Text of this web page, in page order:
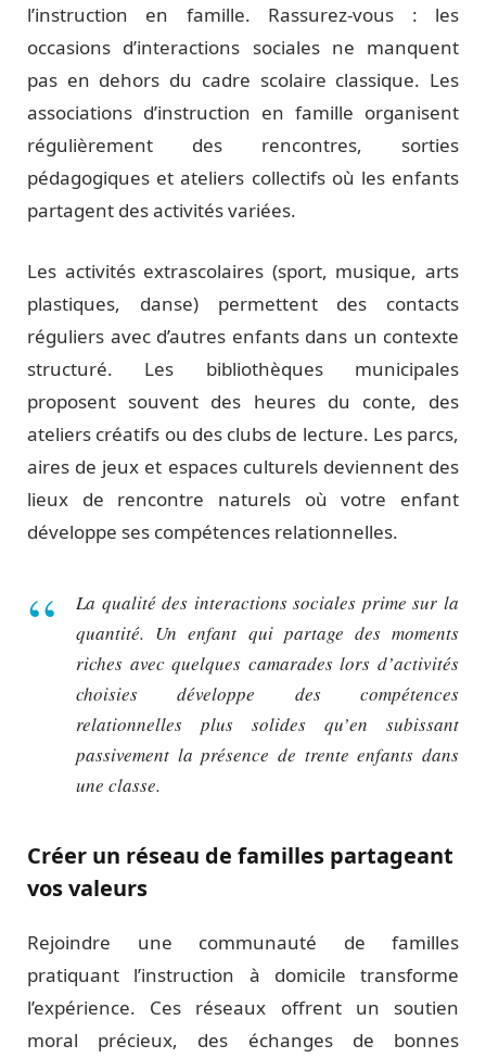
l’instruction en famille. Rassurez-vous : les
occasions d’interactions sociales ne manquent
pas en dehors du cadre scolaire classique. Les
associations d’instruction en famille organisent
régulièrement des rencontres, sorties
pédagogiques et ateliers collectifs où les enfants
partagent des activités variées.
Les activités extrascolaires (sport, musique, arts
plastiques, danse) permettent des contacts
réguliers avec d’autres enfants dans un contexte
structuré. Les bibliothèques municipales
proposent souvent des heures du conte, des
ateliers créatifs ou des clubs de lecture. Les parcs,
aires de jeux et espaces culturels deviennent des
lieux de rencontre naturels où votre enfant
développe ses compétences relationnelles.
La qualité des interactions sociales prime sur la
quantité. Un enfant qui partage des moments
riches avec quelques camarades lors d’activités
choisies développe des compétences
relationnelles plus solides qu’en subissant
passivement la présence de trente enfants dans
une classe.
Créer un réseau de familles partageant
vos valeurs
Rejoindre une communauté de familles
pratiquant l’instruction à domicile transforme
l’expérience. Ces réseaux offrent un soutien
moral précieux, des échanges de bonnes